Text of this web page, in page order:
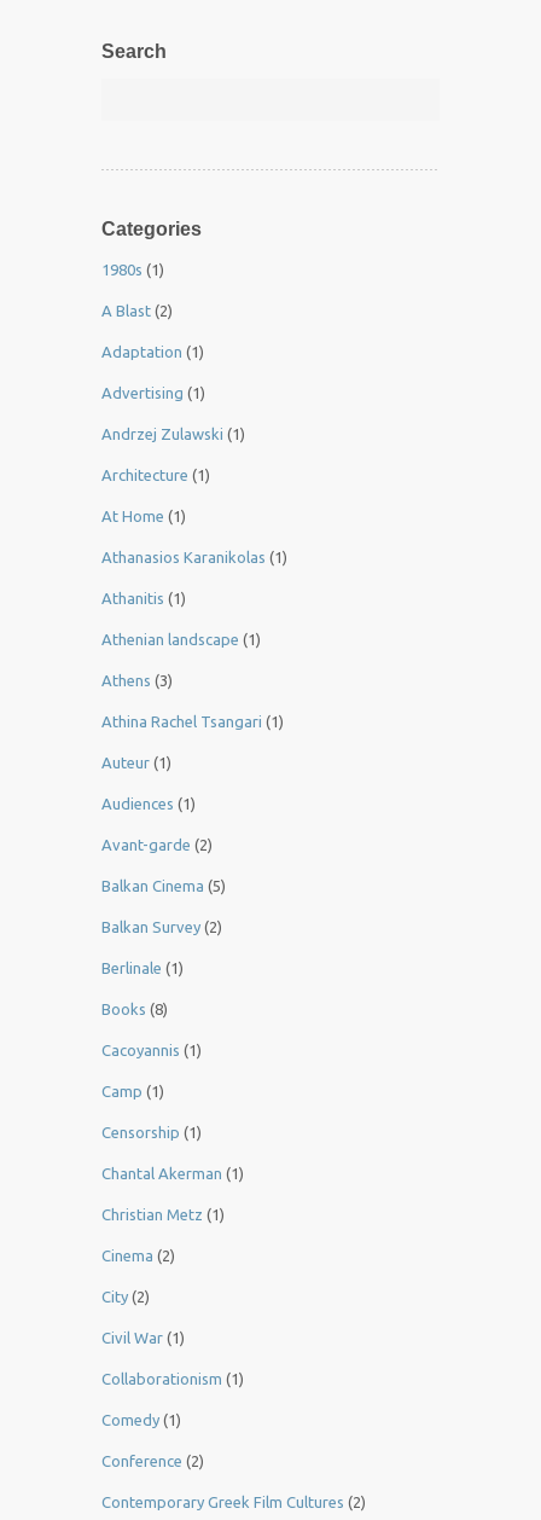
Search
Categories
1980s (1)
A Blast (2)
Adaptation (1)
Advertising (1)
Andrzej Zulawski (1)
Architecture (1)
At Home (1)
Athanasios Karanikolas (1)
Athanitis (1)
Athenian landscape (1)
Athens (3)
Athina Rachel Tsangari (1)
Auteur (1)
Audiences (1)
Avant-garde (2)
Balkan Cinema (5)
Balkan Survey (2)
Berlinale (1)
Books (8)
Cacoyannis (1)
Camp (1)
Censorship (1)
Chantal Akerman (1)
Christian Metz (1)
Cinema (2)
City (2)
Civil War (1)
Collaborationism (1)
Comedy (1)
Conference (2)
Contemporary Greek Film Cultures (2)